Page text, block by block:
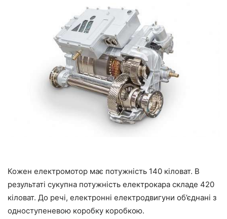
Кожен електромотор має потужність 140 кіловат. В
результаті сукупна потужність електрокара складе 420
кіловат. До речі, електронні електродвигуни об’єднані з
одноступеневою коробку коробкою.